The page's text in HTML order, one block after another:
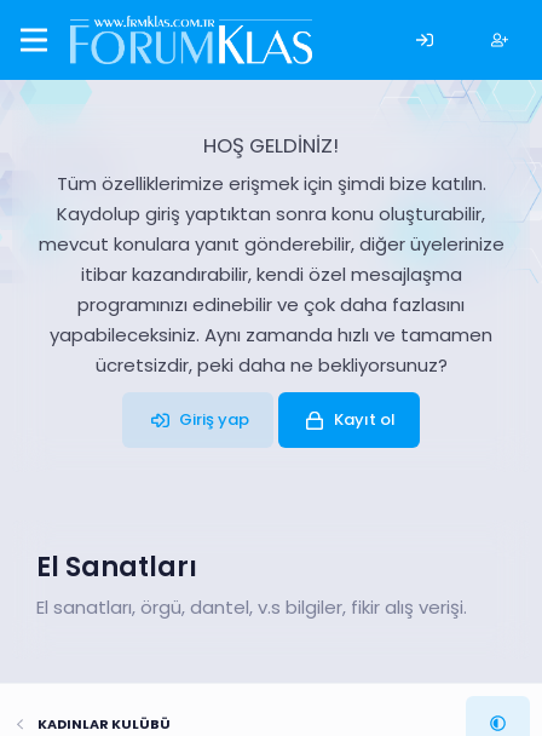
HOŞ GELDİNİZ!
Tüm özelliklerimize erişmek için şimdi bize katılın.
Kaydolup giriş yaptıktan sonra konu oluşturabilir,
mevcut konulara yanıt gönderebilir, diğer üyelerinize
itibar kazandırabilir, kendi özel mesajlaşma
programınızı edinebilir ve çok daha fazlasını
yapabileceksiniz. Aynı zamanda hızlı ve tamamen
ücretsizdir, peki daha ne bekliyorsunuz?
Giriş yap Kayıt ol
El Sanatları
El sanatları, örgü, dantel, v.s bilgiler, fikir alış verişi.
KADINLAR KULÜBÜ